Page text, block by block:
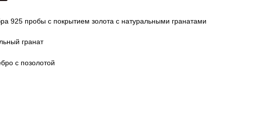
925 пробы с покрытием золота с натуральными гранатами
гранат
с позолотой